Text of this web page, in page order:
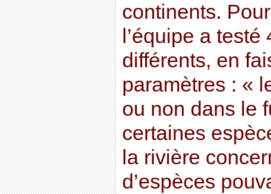
continents.
l’équipe a
différents, en
paramètres : «
ou non dans le
certaines
la rivière
d’espèces